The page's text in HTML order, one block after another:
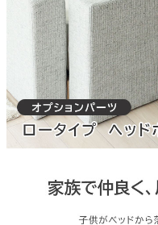
梱包サイズ
約145x62x18(cm)
原産国
中国
ご使用に関して
レスをご使用ください